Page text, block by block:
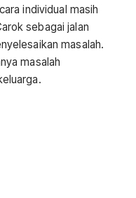
individual masih
sebagai jalan
masalah.
masalah